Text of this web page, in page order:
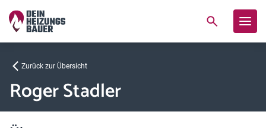
Zurück zur Übersicht
Roger Stadler